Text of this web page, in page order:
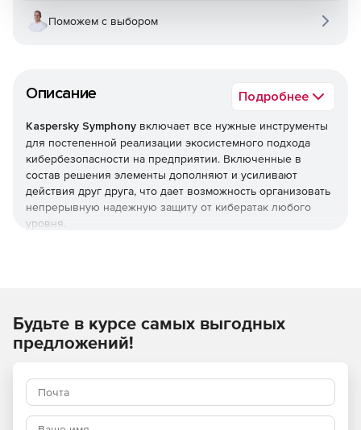
Описание Подробнее
Kaspersky Symphony включает все нужные инструменты
для постепенной реализации экосистемного подхода
кибербезопасности на предприятии. Включенные в
состав решения элементы дополняют и усиливают
действия друг друга, что дает возможность организовать
непрерывную надежную защиту от кибератак любого
уровня.
Kaspersky Symphony включает Kaspersky Symphony
Security, Kaspersky Symphony EDR, Kaspersky Symphony
MDR и Kaspersky Symphony XDR.
Используйте Kaspersky Symphony для защиты
корпоративной среды от киберугроз любой сложности.
Поможем с выбором
Будьте в курсе самых выгодных
предложений!